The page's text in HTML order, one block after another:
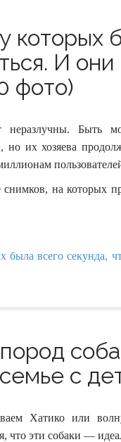
которых
И
фото)
неразлучны. Быть
но их хозяева
снимков, на которых
с
Хатико или
что эти собаки —